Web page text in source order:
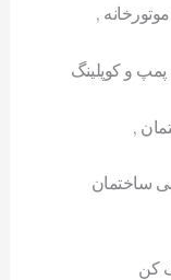
,
و کوپلینگ
,
ساختمان
کن